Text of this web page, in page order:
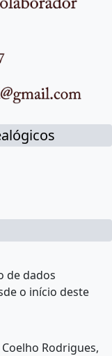
de dados
o início deste
Rodrigues,